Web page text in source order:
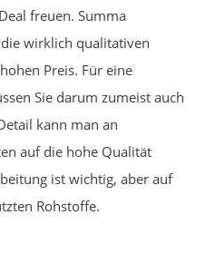
freuen. Summa
wirklich qualitativen
Preis. Für eine
Sie darum zumeist auch
kann man an
auf die hohe Qualität
ist wichtig, aber auf
Rohstoffe.